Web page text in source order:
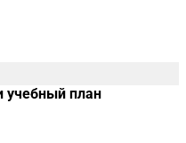
учебный план